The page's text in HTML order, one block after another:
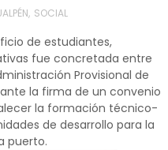
, SOCIAL
de estudiantes,
fue concretada entre
Provisional de
la firma de un convenio
la formación técnico-
de desarrollo para la
puerto.